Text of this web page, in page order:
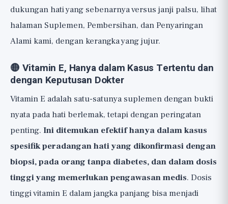
dukungan hati yang sebenarnya versus janji palsu, lihat
halaman Suplemen, Pembersihan, dan Penyaringan
Alami kami, dengan kerangka yang jujur.
🟡 Vitamin E, Hanya dalam Kasus Tertentu dan
dengan Keputusan Dokter
Vitamin E adalah satu-satunya suplemen dengan bukti
nyata pada hati berlemak, tetapi dengan peringatan
penting. Ini ditemukan efektif hanya dalam kasus
spesifik peradangan hati yang dikonfirmasi dengan
biopsi, pada orang tanpa diabetes, dan dalam dosis
tinggi yang memerlukan pengawasan medis. Dosis
tinggi vitamin E dalam jangka panjang bisa menjadi